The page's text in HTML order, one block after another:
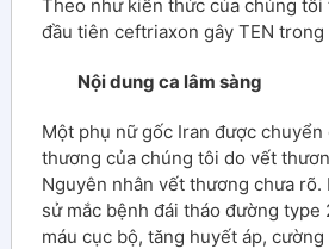
Theo như kiến thức của chúng tôi
đầu tiên ceftriaxon gây TEN
Nội dung ca lâm sàng
Một phụ nữ gốc Iran được
thương của chúng tôi do vết
Nguyên nhân vết thương chưa rõ.
sử mắc bệnh đái tháo đường type
máu cục bộ, tăng huyết áp,